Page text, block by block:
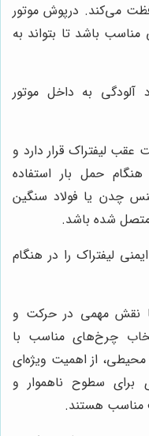
می‌کند. درپوش موتور
باشد تا بتواند به
آلودگی به داخل موتور
عقب لیفتراک قرار دارد و
حمل بار استفاده
چدن یا فولاد سنگین
متصل شده باشد.
لیفتراک را در هنگام
نقش مهمی در حرکت و
چرخ‌های مناسب با
از اهمیت ویژه‌ای
برای سطوح ناهموار و
مناسب هستند.